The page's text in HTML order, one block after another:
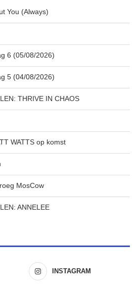
You (Always)
6 (05/08/2026)
5 (04/08/2026)
THRIVE IN CHAOS
WATTS op komst
MosCow
ANNELEE
INSTAGRAM